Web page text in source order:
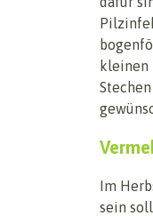
kleinen
Im
sein